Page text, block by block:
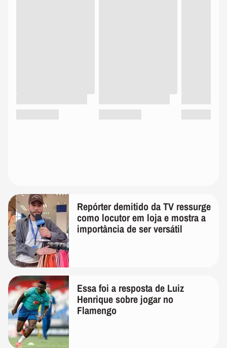
Repórter demitido da TV ressurge
como locutor em loja e mostra a
importância de ser versátil
Essa foi a resposta de Luiz
Henrique sobre jogar no
Flamengo